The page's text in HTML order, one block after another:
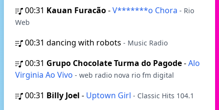
00:31 Kauan Furacão-V*******o Chora - Rio
Web
00:31 dancing with robots - Music Radio
00:31 Grupo Chocolate Turma do Pagode-Alo
Virginia Ao Vivo - web radio nova rio fm digital
00:31 Billy Joel - Uptown Girl - Classic Hits 104.1